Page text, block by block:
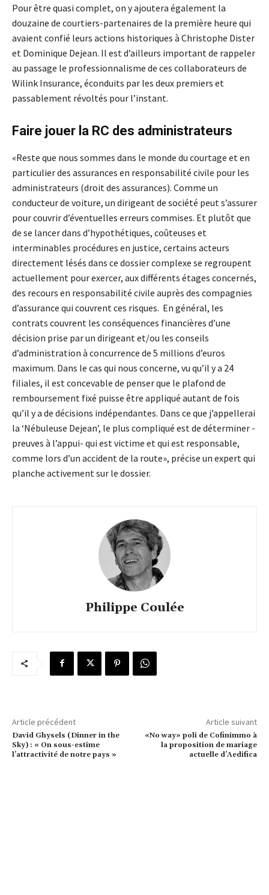
Pour être quasi complet, on y ajoutera également la
douzaine de courtiers-partenaires de la première heure qui
avaient confié leurs actions historiques à Christophe Dister
et Dominique Dejean. Il est d’ailleurs important de rappeler
au passage le professionnalisme de ces collaborateurs de
Wilink Insurance, éconduits par les deux premiers et
passablement révoltés pour l’instant.
Faire jouer la RC des administrateurs
«Reste que nous sommes dans le monde du courtage et en
particulier des assurances en responsabilité civile pour les
administrateurs (droit des assurances). Comme un
conducteur de voiture, un dirigeant de société peut s’assurer
pour couvrir d’éventuelles erreurs commises. Et plutôt que
de se lancer dans d’hypothétiques, coûteuses et
interminables procédures en justice, certains acteurs
directement lésés dans ce dossier complexe se regroupent
actuellement pour exercer, aux différents étages concernés,
des recours en responsabilité civile auprès des compagnies
d’assurance qui couvrent ces risques. En général, les
contrats couvrent les conséquences financières d’une
décision prise par un dirigeant et/ou les conseils
d’administration à concurrence de 5 millions d’euros
maximum. Dans le cas qui nous concerne, vu qu’il y a 24
filiales, il est concevable de penser que le plafond de
remboursement fixé puisse être appliqué autant de fois
qu’il y a de décisions indépendantes. Dans ce que j’appellerai
la ‘Nébuleuse Dejean’, le plus compliqué est de déterminer -
preuves à l’appui- qui est victime et qui est responsable,
comme lors d’un accident de la route», précise un expert qui
planche activement sur le dossier.
Philippe Coulée
Article précédent
David Ghysels (Dinner in the
Sky) : « On sous-estime
l’attractivité de notre pays »
Article suivant
«No way» poli de Cofinimmo à
la proposition de mariage
actuelle d’Aedifica